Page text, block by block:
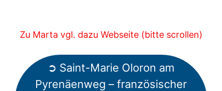
Zu Marta vgl. dazu Webseite (bitte scrollen)
➲ Saint-Marie Oloron am
Pyrenäenweg – französischer